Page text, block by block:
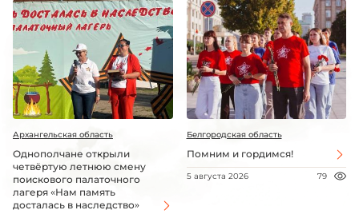
Архангельская область
Однополчане открыли
четвёртую летнюю смену
поискового палаточного
лагеря «Нам память
досталась в наследство»
Белгородская область
Помним и гордимся!
5 августа 2026 79